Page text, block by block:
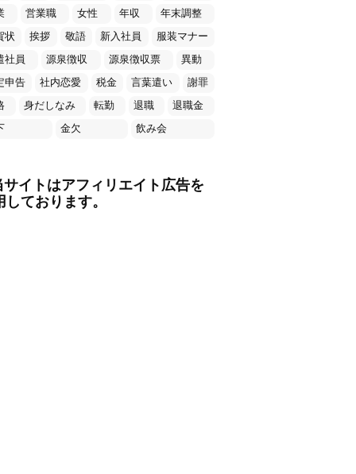
営業職 女性 年収
年末調整
状
挨拶 敬語 新入社員
服装マナー
社員
源泉徴収 源泉徴収票
異動
申告
社内恋愛 税金 言葉遣い
謝罪
身だしなみ 転勤 退職
退職金
金欠 飲み会
イトはアフィリエイト広告を
しております。